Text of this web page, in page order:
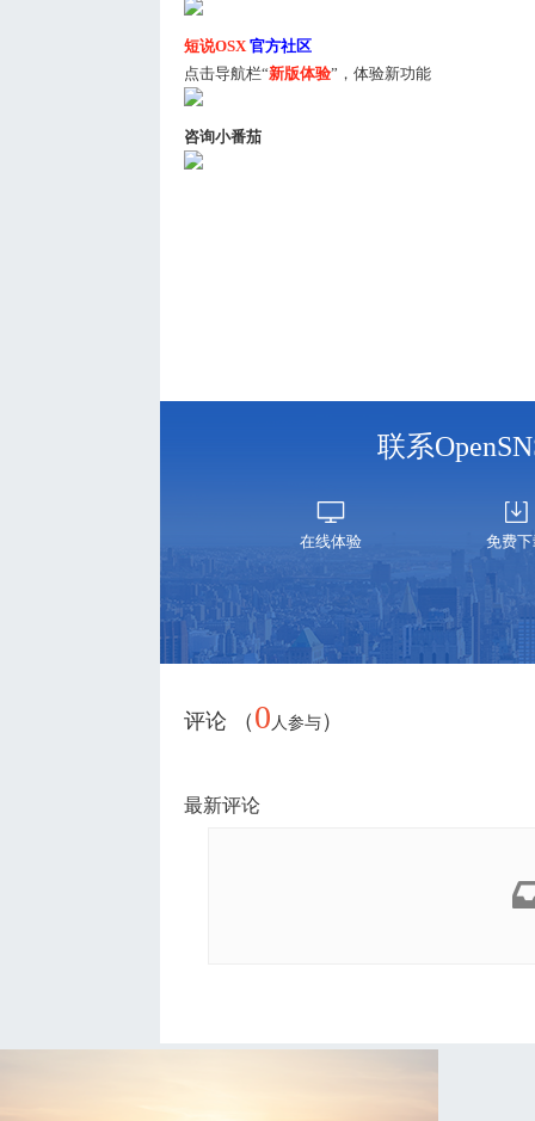
短说OSX 官方社区
点击导航栏“新版体验”，体验新功能
咨询小番茄
联系
在线体验 免费
评论 （ 0 人参与 ）
最新评论